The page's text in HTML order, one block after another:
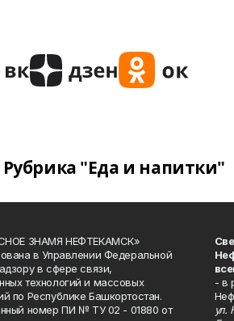
Рубрика "Еда и напитки"
ЗНАМЯ НЕФТЕКАМСК»
в Управлении Федеральной
в сфере связи,
технологий и массовых
по Республике Башкортостан.
номер ПИ № ТУ 02 - 01880 от
- в
ул.